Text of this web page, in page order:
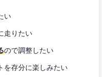
い
走りたい
ので調整したい
を存分に楽しみたい